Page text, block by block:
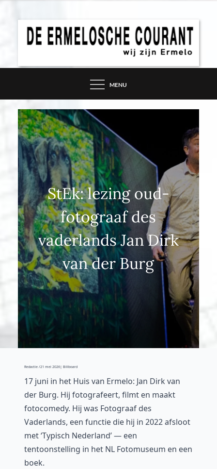
DE ERMELOSCHE
COURANT – WIJ ZIJN
ERMELO
MENU
StEk: lezing oud-
fotograaf des
vaderlands Jan Dirk
van der Burg
Redactie /21 mei 2026| Billboard
17 juni in het Huis van Ermelo: Jan Dirk van
der Burg. Hij fotografeert, filmt en maakt
fotocomedy. Hij was Fotograaf des
Vaderlands, een functie die hij in 2022 afsloot
met ‘Typisch Nederland’ — een
tentoonstelling in het NL Fotomuseum en een
boek.